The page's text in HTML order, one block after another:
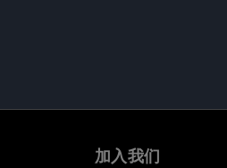
加入我们